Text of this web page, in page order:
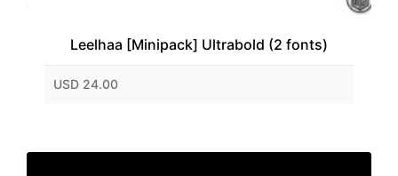
Leelhaa [Minipack] Ultrabold (2 fonts)
USD 24.00